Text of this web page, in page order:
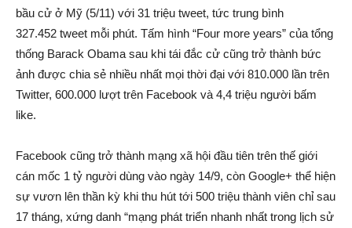
bầu cử ở Mỹ (5/11) với 31 triệu tweet, tức trung bình
327.452 tweet mỗi phút. Tấm hình “Four more years” của tổng
thống Barack Obama sau khi tái đắc cử cũng trở thành bức
ảnh được chia sẻ nhiều nhất mọi thời đại với 810.000 lần trên
Twitter, 600.000 lượt trên Facebook và 4,4 triệu người bấm
like.
Facebook cũng trở thành mạng xã hội đầu tiên trên thế giới
cán mốc 1 tỷ người dùng vào ngày 14/9, còn Google+ thể hiện
sự vươn lên thần kỳ khi thu hút tới 500 triệu thành viên chỉ sau
17 tháng, xứng danh “mạng phát triển nhanh nhất trong lịch sử